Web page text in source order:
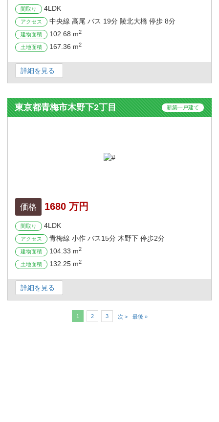
間取り 4LDK
アクセス 中央線 高尾 バス 19分 陵北大橋 停歩 8分
建物面積 102.68 m2
土地面積 167.36 m2
詳細を見る
東京都青梅市木野下2丁目 新築一戸建て
価格 1680 万円
間取り 4LDK
アクセス 青梅線 小作 バス15分 木野下 停歩2分
建物面積 104.33 m2
土地面積 132.25 m2
詳細を見る
1 2 3 次 > 最後 »